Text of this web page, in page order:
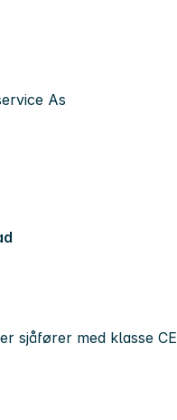
As
sjåfører med klasse CE